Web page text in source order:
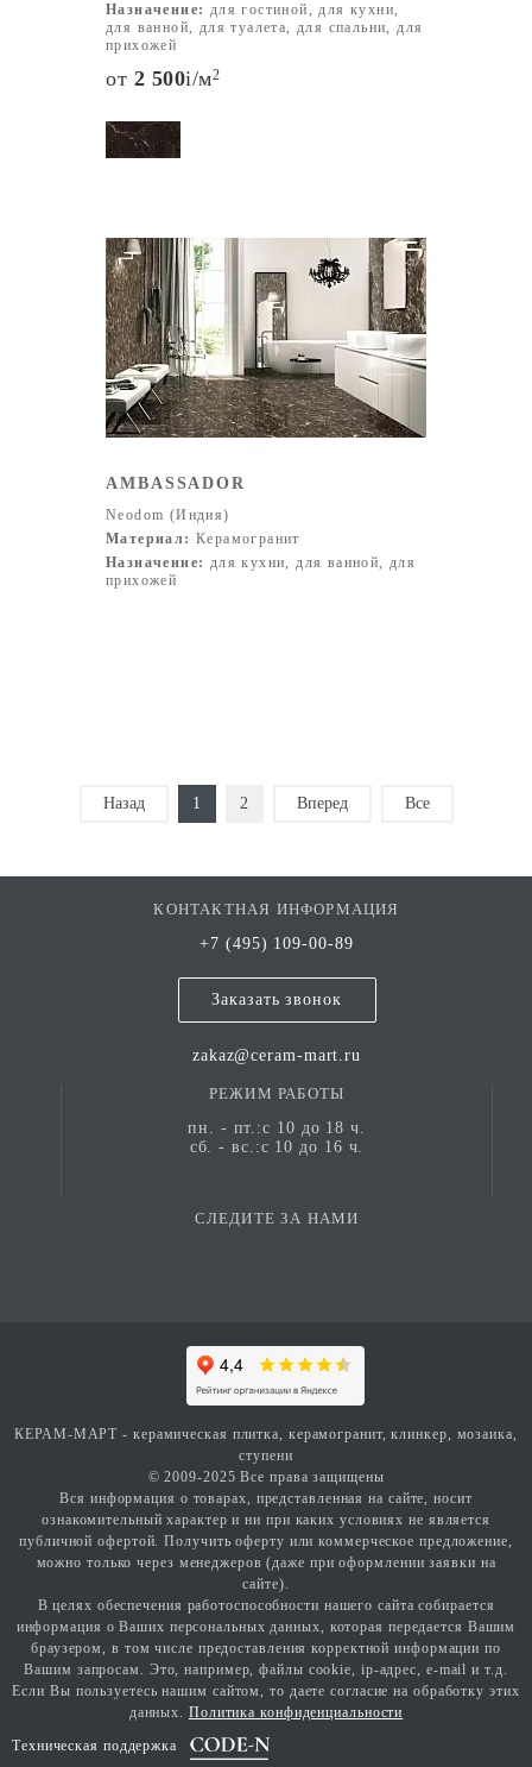
Назначение: для гостиной, для кухни,
для ванной, для туалета, для спальни, для
прихожей
от 2 500i/м2
AMBASSADOR
Neodom (Индия)
Материал: Керамогранит
Назначение: для кухни, для ванной, для
прихожей
Назад 1 2 Вперед Все
КОНТАКТНАЯ ИНФОРМАЦИЯ
+7 (495) 109-00-89
Заказать звонок
zakaz@ceram-mart.ru
РЕЖИМ РАБОТЫ
пн. - пт.:с 10 до 18 ч.
сб. - вс.:с 10 до 16 ч.
СЛЕДИТЕ ЗА НАМИ
КЕРАМ-МАРТ - керамическая плитка, керамогранит, клинкер, мозаика,
ступени
© 2009-2025 Все права защищены
Вся информация о товарах, представленная на сайте, носит
ознакомительный характер и ни при каких условиях не является
публичной офертой. Получить оферту или коммерческое предложение,
можно только через менеджеров (даже при оформлении заявки на
сайте).
В целях обеспечения работоспособности нашего сайта собирается
информация о Ваших персональных данных, которая передается Вашим
браузером, в том числе предоставления корректной информации по
Вашим запросам. Это, например, файлы cookie, ip-адрес, e-mail и т.д.
Если Вы пользуетесь нашим сайтом, то даете согласие на обработку этих
данных. Политика конфиденциальности
Техническая поддержка